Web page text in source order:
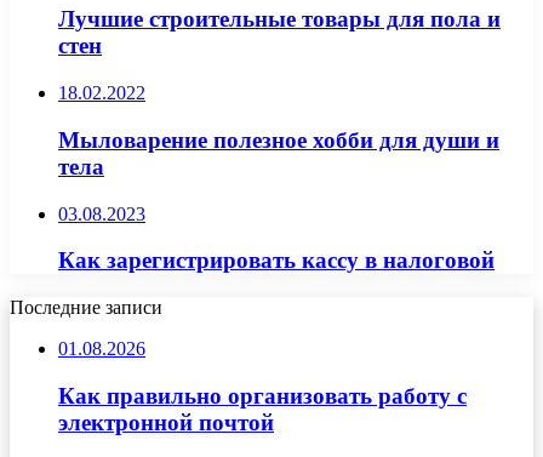
Лучшие строительные товары для пола и
стен
18.02.2022
Мыловарение полезное хобби для души и
тела
03.08.2023
Как зарегистрировать кассу в налоговой
Последние записи
01.08.2026
Как правильно организовать работу с
электронной почтой